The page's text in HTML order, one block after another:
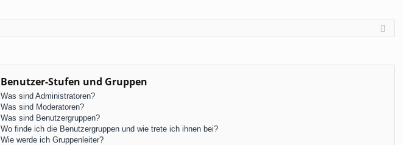
Benutzer-Stufen und Gruppen
Was sind Administratoren?
Was sind Moderatoren?
Was sind Benutzergruppen?
Wo finde ich die Benutzergruppen und wie trete ich ihnen bei?
Wie werde ich Gruppenleiter?